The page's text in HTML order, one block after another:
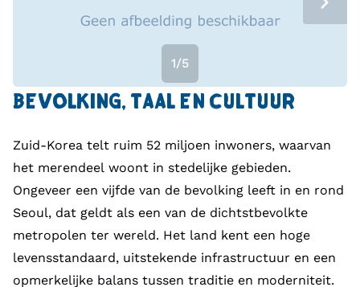
BEVOLKING, TAAL EN CULTUUR
Zuid-Korea telt ruim 52 miljoen inwoners, waarvan
het merendeel woont in stedelijke gebieden.
Ongeveer een vijfde van de bevolking leeft in en rond
Seoul, dat geldt als een van de dichtstbevolkte
metropolen ter wereld. Het land kent een hoge
levensstandaard, uitstekende infrastructuur en een
opmerkelijke balans tussen traditie en moderniteit.
1/5